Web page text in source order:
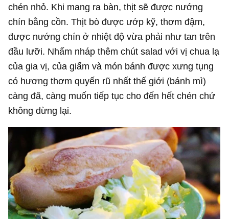
chén nhỏ. Khi mang ra bàn, thịt sẽ được nướng
chín bằng cồn. Thịt bò được ướp kỹ, thơm đậm,
được nướng chín ở nhiệt độ vừa phải như tan trên
đầu lưỡi. Nhấm nháp thêm chút salad với vị chua lạ
của gia vị, của giấm và món bánh được xưng tụng
có hương thơm quyến rũ nhất thế giới (bánh mì)
càng đã, càng muốn tiếp tục cho đến hết chén chứ
không dừng lại.